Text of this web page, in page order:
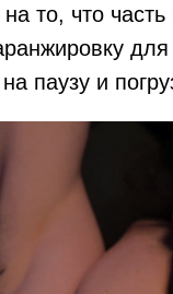
то, что
паузу и